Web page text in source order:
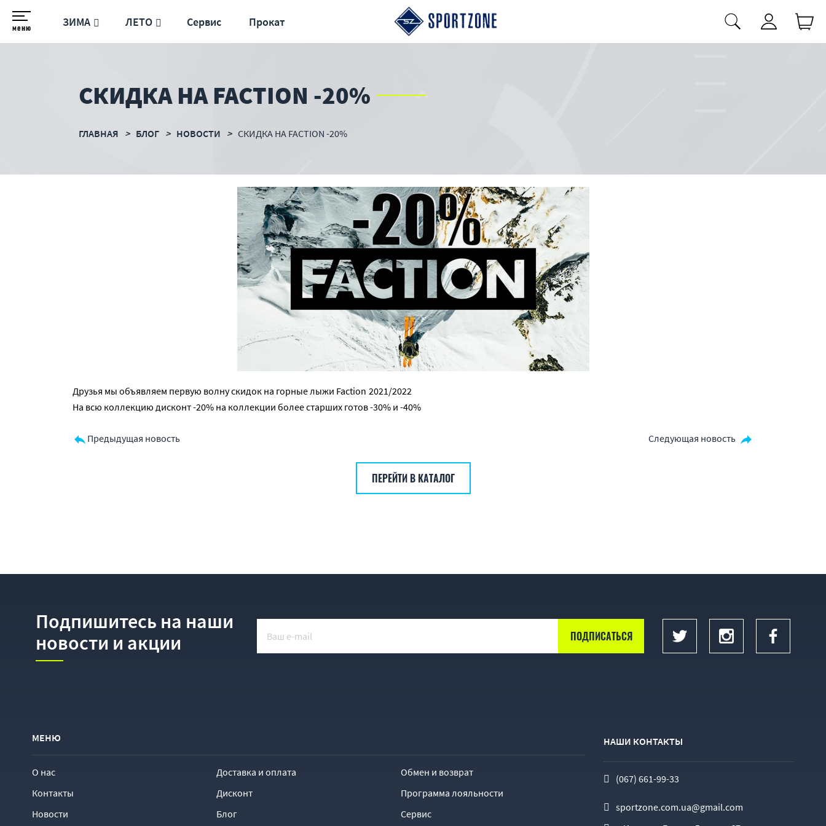
меню ЗИМА ЛЕТО Сервис Прокат
СКИДКА НА FACTION -20%
ГЛАВНАЯ БЛОГ НОВОСТИ СКИДКА НА FACTION -20%
Друзья мы объявляем первую волну скидок на горные лыжи Faction 2021/2022
На всю коллекцию дисконт -20% на коллекции более старших готов -30% и -40%
Предыдущая новость Следующая новость
ПЕРЕЙТИ В КАТАЛОГ
Подпишитесь на наши
новости и акции
МЕНЮ
О нас Доставка и оплата
Обмен и возврат
Контакты
Дисконт
Программа лояльности
Новости
Блог Сервис
НАШИ КОНТАКТЫ
(067) 661-99-33
sportzone.com.ua@gmail.com